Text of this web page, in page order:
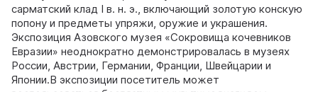
сарматский клад I в. н. э., включающий золотую конскую
попону и предметы упряжи, оружие и украшения.
Экспозиция Азовского музея «Сокровища кочевников
Евразии» неоднократно демонстрировалась в музеях
России, Австрии, Германии, Франции, Швейцарии и
Японии.В экспозиции посетитель может